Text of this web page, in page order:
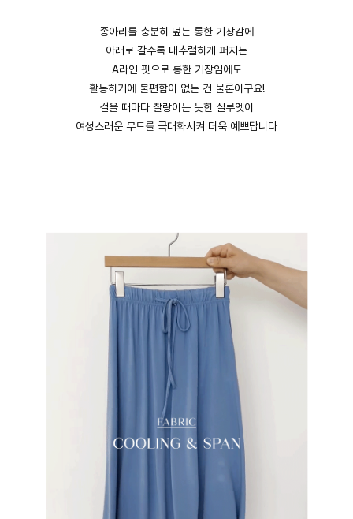
종아리를 충분히 덮는 롱한 기장감에
아래로 갈수록 내추럴하게 퍼지는
A라인 핏으로 롱한 기장임에도
활동하기에 불편함이 없는 건 물론이구요!
걸을 때마다 찰랑이는 듯한 실루엣이
여성스러운 무드를 극대화시켜 더욱 예쁘답니다